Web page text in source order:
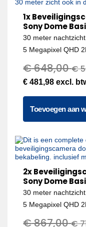
1x
Sony Dome
30 meter nachtzicht
5 Megapixel QHD
€648,00 €
€ 481,98 excl.
Toevoegen aan
2x
Sony Dome
30 meter nachtzicht
5 Megapixel QHD
€867,00 €